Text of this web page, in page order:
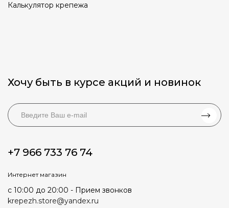
Калькулятор крепежа
Хочу быть в курсе акций и новинок
+7 966 733 76 74
Интернет магазин
с 10:00 до 20:00 - Прием звонков
krepezh.store@yandex.ru